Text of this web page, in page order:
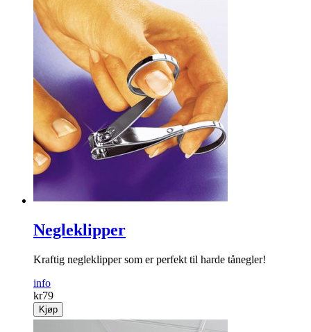
Negleklipper
Kraftig negleklipper som er perfekt til harde tånegler!
info
kr79
Kjøp